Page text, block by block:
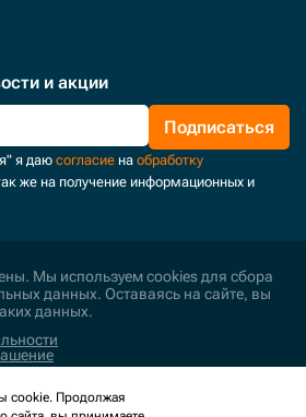
и акции
Подписаться
я даю согласие на обработку
же на получение информационных и
Мы используем cookies для сбора
данных. Оставаясь на сайте, вы
данных.
данных
cookie. Продолжая